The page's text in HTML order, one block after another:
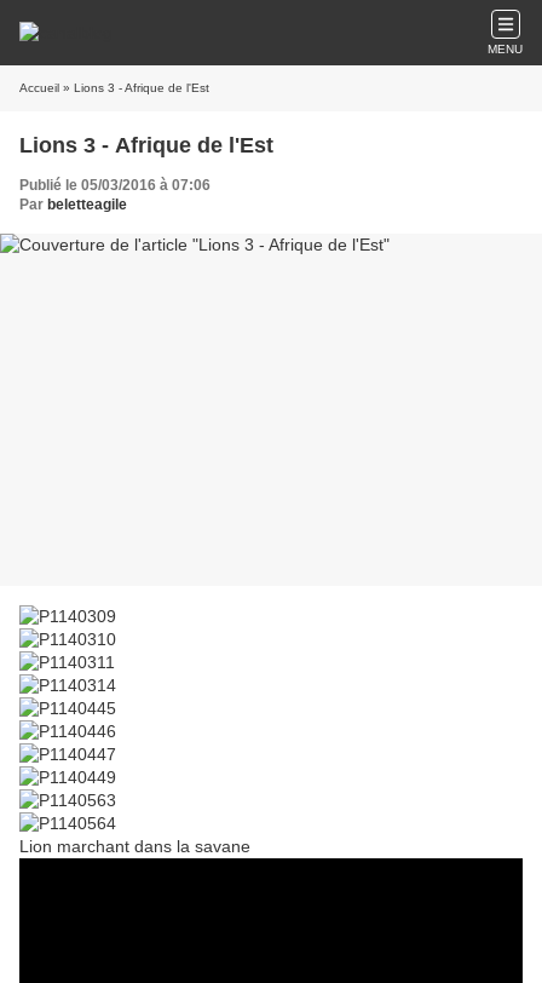
MENU
Accueil » Lions 3 - Afrique de l'Est
Lions 3 - Afrique de l'Est
Publié le 05/03/2016 à 07:06
Par beletteagile
Lion marchant dans la savane